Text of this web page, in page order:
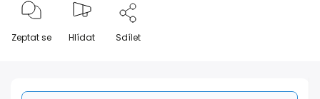
Zeptat se Hlídat Sdílet